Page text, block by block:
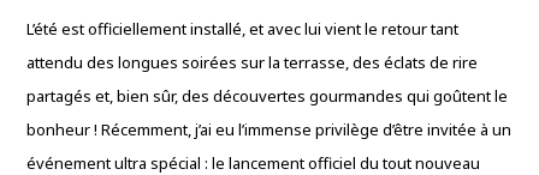
L’été est officiellement installé,et avec lui vient le retour tant
attendu des longues soirées sur la terrasse,des éclats de rire
partagés et,bien sûr,des découvertes gourmandes qui goûtent le
bonheur ! Récemment,j’ai eu l’immense privilège d’être invitée à un
événement ultra spécial : le lancement officiel du tout nouveau